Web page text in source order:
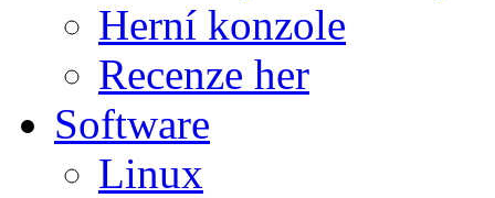
Herní konzole
Recenze her
Software
Linux